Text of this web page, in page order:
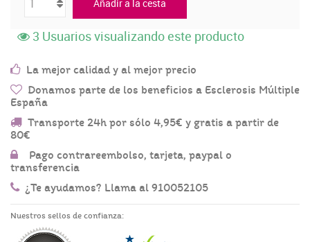
Añadir a la cesta
3 Usuarios visualizando este producto
La mejor calidad y al mejor precio
Donamos parte de los beneficios a Esclerosis Múltiple
España
Transporte 24h por sólo 4,95€ y gratis a partir de
80€
Pago contrareembolso, tarjeta, paypal o
transferencia
¿Te ayudamos? Llama al 910052105
Nuestros sellos de confianza: